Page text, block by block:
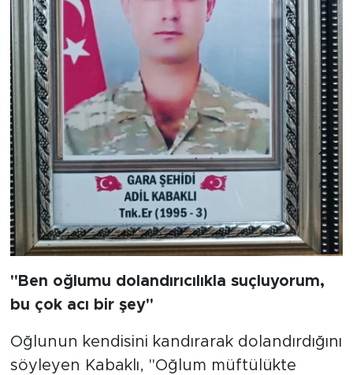
"Ben oğlumu dolandırıcılıkla suçluyorum,
bu çok acı bir şey"
Oğlunun kendisini kandırarak dolandırdığını
söyleyen Kabaklı, "Oğlum müftülükte